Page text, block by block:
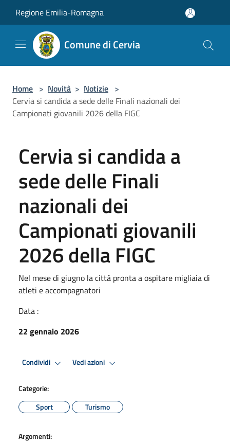
Regione Emilia-Romagna
Comune di Cervia
Home > Novità > Notizie >
Cervia si candida a sede delle Finali nazionali dei
Campionati giovanili 2026 della FIGC
Cervia si candida a
sede delle Finali
nazionali dei
Campionati giovanili
2026 della FIGC
Nel mese di giugno la città pronta a ospitare migliaia di
atleti e accompagnatori
Data :
22 gennaio 2026
Condividi Vedi azioni
Categorie:
Sport
Turismo
Argomenti: